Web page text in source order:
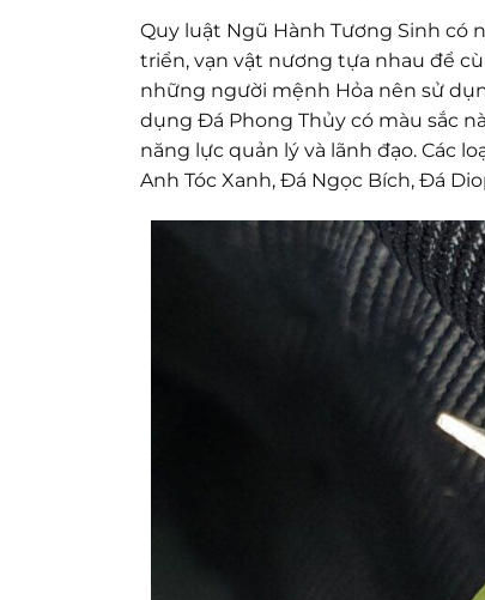
Quy luật Ngũ Hành Tương Sinh có
triển, vạn vật nương tựa nhau để
những người mệnh Hỏa nên sử
dụng Đá Phong Thủy có màu sắc
năng lực quản lý và lãnh đạo. Các
Anh Tóc Xanh, Đá Ngọc Bích, Đá